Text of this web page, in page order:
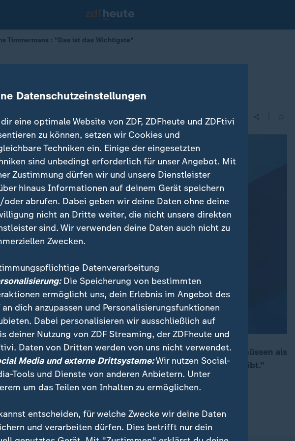
Timmermans : “Das ist das Wichtigste“
Atomstreit
Wichtigste"
Europa-Spitzenkandidat Frans Timmermans: "Wir müssen als
dass dieses Nuklearabkommen aufrecht erhalten bleibt."
Datenschutzeinstellungen
eine optimale Website von ZDF, ZDFheute und ZDFtivi
zu können, setzen wir Cookies und
Techniken ein. Einige der eingesetzten
sind unbedingt erforderlich für unser Angebot. Mit
Zustimmung dürfen wir und unsere Dienstleister
hinaus Informationen auf deinem Gerät speichern
oder abrufen. Dabei geben wir deine Daten ohne deine
nicht an Dritte weiter, die nicht unsere direkten
sind. Wir verwenden deine Daten auch nicht zu
Zwecken.
Datenverarbeitung
Die Speicherung von bestimmten
ermöglicht uns, dein Erlebnis im Angebot des
an dich anzupassen und Personalisierungsfunktionen
Dabei personalisieren wir ausschließlich auf
deiner Nutzung von ZDF Streaming, der ZDFheute und
Daten von Dritten werden von uns nicht verwendet.
Media und externe Drittsysteme:Wir nutzen Social-
Tools und Dienste von anderen Anbietern. Unter
um das Teilen von Inhalten zu ermöglichen.
entscheiden, für welche Zwecke wir deine Daten
und verarbeiten dürfen. Dies betrifft nur dein